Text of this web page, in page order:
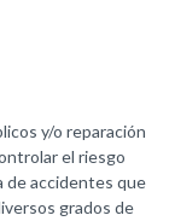
y/o reparación
el riesgo
de accidentes que
grados de